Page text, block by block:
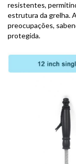
resistentes,
estrutura da grelha.
preocupações,
protegida.